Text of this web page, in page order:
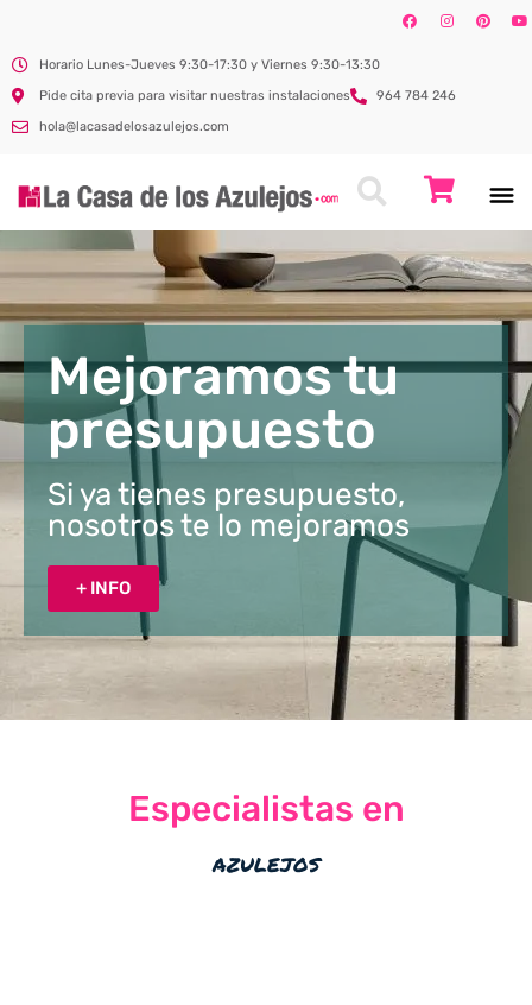
Horario Lunes-Jueves 9:30-17:30 y Viernes 9:30-13:30
Pide cita previa para visitar nuestras instalaciones
964 784 246
hola@lacasadelosazulejos.com
Mejoramos tu
presupuesto
Si ya tienes presupuesto,
nosotros te lo mejoramos
+ INFO
Especialistas en
azulejos